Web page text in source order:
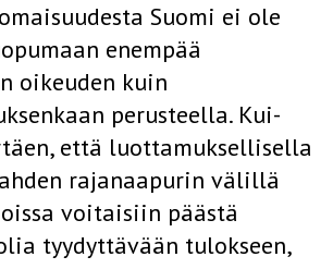
Suomi ei ole
enempää
oikeuden kuin
perusteella. Kui­
että luottamuksellisella
raja­naapurin välillä
voitaisiin päästä
tyydyttävään tulokseen,